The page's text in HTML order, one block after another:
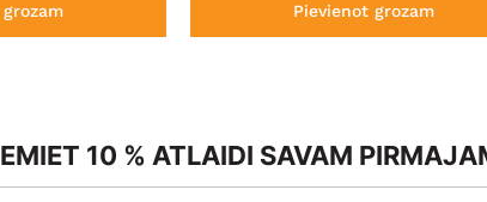
Pievienot grozam
10 % ATLAIDI SAVAM